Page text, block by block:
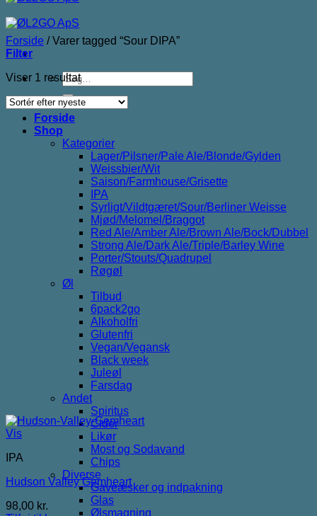
Søg
efter:
Forside
Shop
Kategorier
Lager/Pilsner/Pale Ale/Blonde/Gylden
Weissbier/Wit
Saison/Farmhouse/Grisette
IPA
Syrligt/Vildtgæret/Sour/Berliner Weisse
Mjød/Melomel/Braggot
Red Ale/Amber Ale/Brown Ale/Bock/Dubbel
Strong Ale/Dark Ale/Triple/Barley Wine
Porter/Stouts/Quadrupel
Røgøl
Øl
Tilbud
6pack2go
Alkoholfri
Glutenfri
Vegan/Vegansk
Black week
Juleøl
Farsdag
Andet
Spiritus
Cider
Likør
Most og Sodavand
Chips
Diverse
Gaveæsker og indpakning
Glas
Ølsmagning
Forside /Varer tagged “Sour DIPA”
Filter
Viser 1 resultat
Vis
IPA
Hudson Valley Gemheart
98,00 kr.